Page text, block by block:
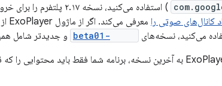
) استفاده می‌کنید، نسخه
کانال‌های صوتی را معرفی می‌کند. اگر از ماژول ExoPlayer از کتابخانه Media3 (با نام بسته
می‌کنید، نسخه‌های
و جدیدتر شامل